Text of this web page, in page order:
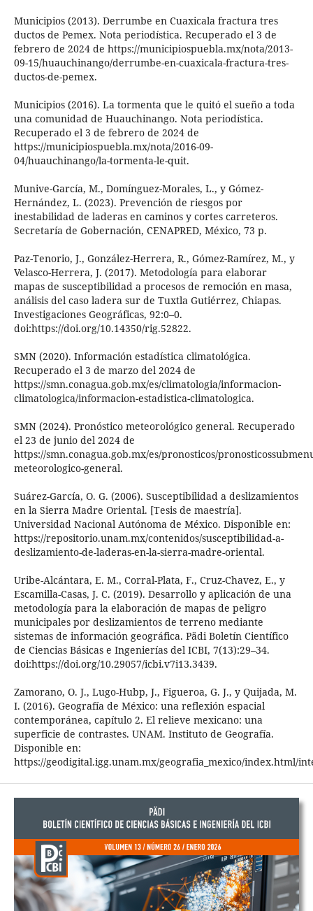
Municipios (2013). Derrumbe en Cuaxicala fractura tres
ductos de Pemex. Nota periodística. Recuperado el 3 de
febrero de 2024 de https://municipiospuebla.mx/nota/2013-
09-15/huauchinango/derrumbe-en-cuaxicala-fractura-tres-
ductos-de-pemex.
Municipios (2016). La tormenta que le quitó el sueño a toda
una comunidad de Huauchinango. Nota periodística.
Recuperado el 3 de febrero de 2024 de
https://municipiospuebla.mx/nota/2016-09-
04/huauchinango/la-tormenta-le-quit.
Munive-García, M., Domínguez-Morales, L., y Gómez-
Hernández, L. (2023). Prevención de riesgos por
inestabilidad de laderas en caminos y cortes carreteros.
Secretaría de Gobernación, CENAPRED, México, 73 p.
Paz-Tenorio, J., González-Herrera, R., Gómez-Ramírez, M., y
Velasco-Herrera, J. (2017). Metodología para elaborar
mapas de susceptibilidad a procesos de remoción en masa,
análisis del caso ladera sur de Tuxtla Gutiérrez, Chiapas.
Investigaciones Geográficas, 92:0–0.
doi:https://doi.org/10.14350/rig.52822.
SMN (2020). Información estadística climatológica.
Recuperado el 3 de marzo del 2024 de
https://smn.conagua.gob.mx/es/climatologia/informacion-
climatologica/informacion-estadistica-climatologica.
SMN (2024). Pronóstico meteorológico general. Recuperado
el 23 de junio del 2024 de
https://smn.conagua.gob.mx/es/pronosticos/
meteorologico-general.
Suárez-García, O. G. (2006). Susceptibilidad a deslizamientos
en la Sierra Madre Oriental. [Tesis de maestría].
Universidad Nacional Autónoma de México. Disponible en:
https://repositorio.unam.mx/contenidos/susceptibilidad-a-
deslizamiento-de-laderas-en-la-sierra-madre-oriental.
Uribe-Alcántara, E. M., Corral-Plata, F., Cruz-Chavez, E., y
Escamilla-Casas, J. C. (2019). Desarrollo y aplicación de una
metodología para la elaboración de mapas de peligro
municipales por deslizamientos de terreno mediante
sistemas de información geográfica. Pädi Boletín Científico
de Ciencias Básicas e Ingenierías del ICBI, 7(13):29–34.
doi:https://doi.org/10.29057/icbi.v7i13.3439.
Zamorano, O. J., Lugo-Hubp, J., Figueroa, G. J., y Quijada, M.
I. (2016). Geografía de México: una reflexión espacial
contemporánea, capítulo 2. El relieve mexicano: una
superficie de contrastes. UNAM. Instituto de Geografía.
Disponible en:
https://geodigital.igg.unam.mx/geografia_mexico/index.html/